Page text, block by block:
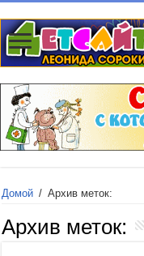
Домой / Архив меток:
Архив меток: